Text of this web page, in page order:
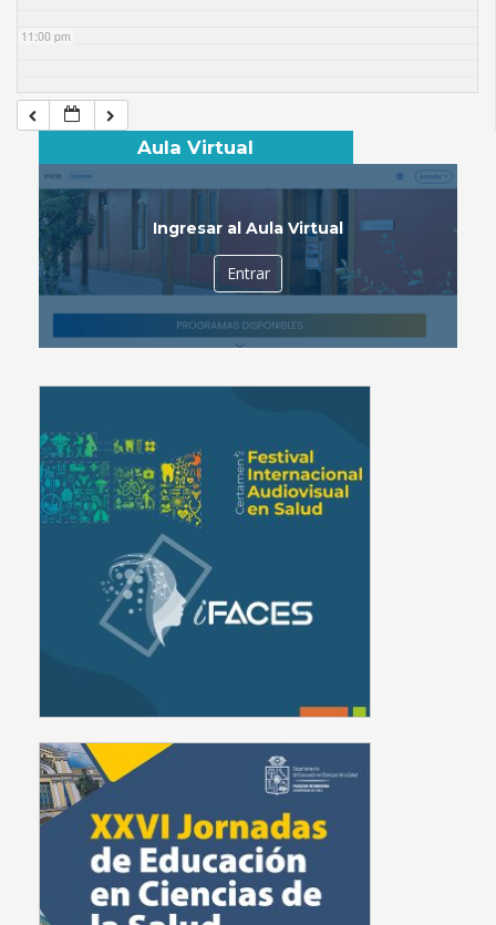
11:00 pm
Aula Virtual
Ingresar al Aula Virtual
Entrar